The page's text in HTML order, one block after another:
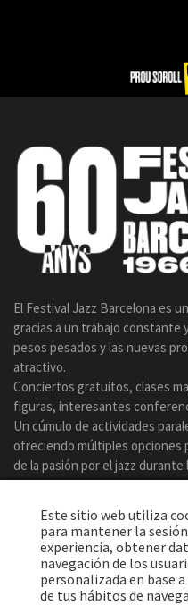
El Festival Jazz Barcelona es
gracias a un trabajo constante
pesos pesados y las nuevas
atractivo.
Conciertos gratuitos, clases
figuras, interesantes
Un cúmulo de actividades
ofreciendo múltiples opciones
de la pasión por el jazz
Este sitio web utiliza
para mantener la
experiencia, obtener
navegación de los
personalizada en base
de tus hábitos de